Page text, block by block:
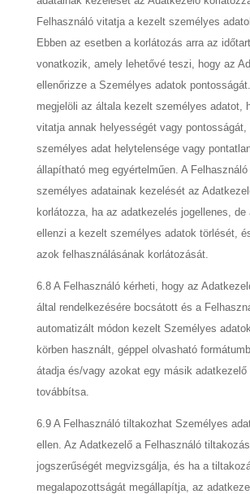
Felhasználó vitatja a kezelt személyes
Ebben az esetben a korlátozás arra az
vonatkozik, amely lehetővé teszi, hogy az
ellenőrizze a Személyes adatok
megjelöli az általa kezelt személyes adatot,
vitatja annak helyességét vagy
személyes adat helytelensége vagy
állapítható meg egyértelműen. A
személyes adatainak kezelését az
korlátozza, ha az adatkezelés jogellenes, de
ellenzi a kezelt személyes adatok törlését,
azok felhasználásának korlátozását.
6.8 A Felhasználó kérheti, hogy az
által rendelkezésére bocsátott és a
automatizált módon kezelt Személyes
körben használt, géppel olvasható
átadja és/vagy azokat egy másik adatkezelő
továbbítsa.
6.9 A Felhasználó tiltakozhat Személyes
ellen. Az Adatkezelő a Felhasználó
jogszerűségét megvizsgálja, és ha a
megalapozottságát megállapítja, az